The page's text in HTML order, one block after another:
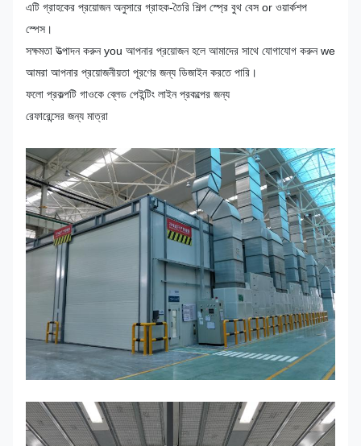
এটি গ্রাহকের প্রয়োজন অনুসারে গ্রাহক-তৈরি শিল্প স্প্রে বুথ বেস or ওয়ার্কশপ
স্পেস।
সক্ষমতা উত্পাদন করুন you আপনার প্রয়োজন হলে আমাদের সাথে যোগাযোগ করুন we
আমরা আপনার প্রয়োজনীয়তা পূরণের জন্য ডিজাইন করতে পারি।
ফলো প্রকল্পটি গাওকে ব্লেড পেইন্টিং লাইন প্রকল্পের জন্য
রেফারেন্সের জন্য মাত্রা